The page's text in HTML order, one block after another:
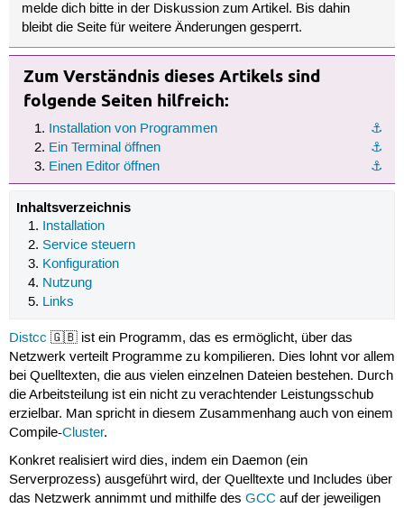
melde dich bitte in der Diskussion zum Artikel. Bis dahin
bleibt die Seite für weitere Änderungen gesperrt.
Zum Verständnis dieses Artikels sind
folgende Seiten hilfreich:
⚓︎
Installation von Programmen
⚓︎
Ein Terminal öffnen
⚓︎
Einen Editor öffnen
Inhaltsverzeichnis
Installation
Service steuern
Konfiguration
Nutzung
Links
Distcc 🇬🇧 ist ein Programm, das es ermöglicht, über das
Netzwerk verteilt Programme zu kompilieren. Dies lohnt vor allem
bei Quelltexten, die aus vielen einzelnen Dateien bestehen. Durch
die Arbeitsteilung ist ein nicht zu verachtender Leistungsschub
erzielbar. Man spricht in diesem Zusammenhang auch von einem
Compile-Cluster.
Konkret realisiert wird dies, indem ein Daemon (ein
Serverprozess) ausgeführt wird, der Quelltexte und Includes über
das Netzwerk annimmt und mithilfe des GCC auf der jeweiligen